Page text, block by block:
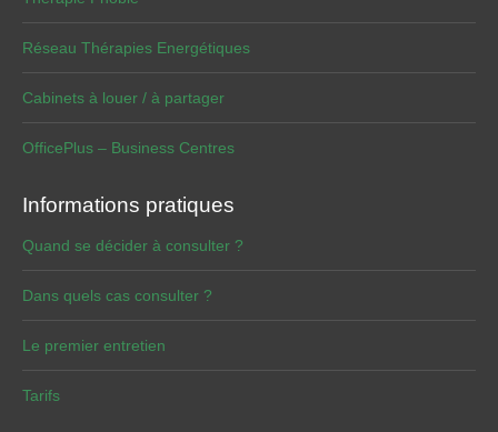
Réseau Thérapies Energétiques
Cabinets à louer / à partager
OfficePlus – Business Centres
Informations pratiques
Quand se décider à consulter ?
Dans quels cas consulter ?
Le premier entretien
Tarifs